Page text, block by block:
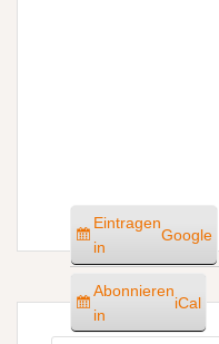
Eintragen
in
Google
Abonnieren
in
iCal